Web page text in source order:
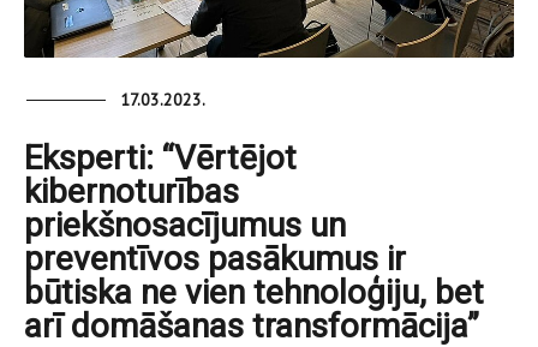
17.03.2023.
Eksperti: “Vērtējot
kibernoturības
priekšnosacījumus un
preventīvos pasākumus ir
būtiska ne vien tehnoloģiju, bet
arī domāšanas transformācija”